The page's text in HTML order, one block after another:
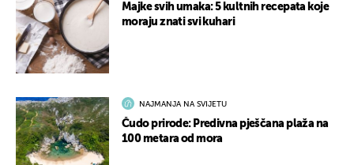
Majke svih umaka: 5 kultnih recepata koje
moraju znati svi kuhari
NAJMANJA NA SVIJETU
Čudo prirode: Predivna pješčana plaža na
100 metara od mora